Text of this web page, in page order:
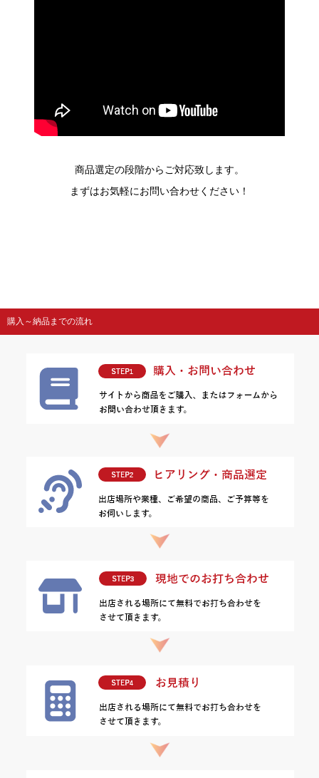
商品選定の段階からご対応致します。
まずはお気軽にお問い合わせください！
購入～納品までの流れ